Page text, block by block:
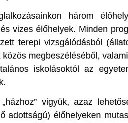
három
vizes élőhelyek. Minden
terepi vizsgálódásból
megbeszéléséből,
iskolásoktól az
vigyük, azaz
adottságú) élőhelyeken